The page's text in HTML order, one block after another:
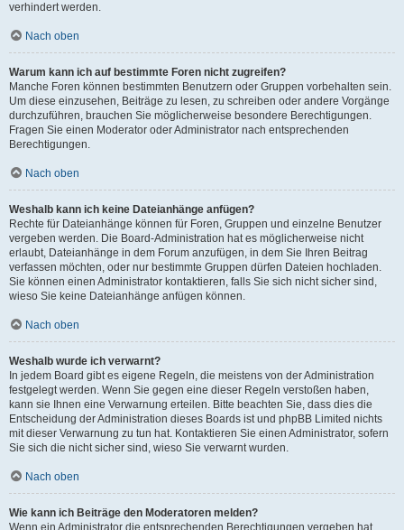
verhindert werden.
Nach oben
Warum kann ich auf bestimmte Foren nicht zugreifen?
Manche Foren können bestimmten Benutzern oder Gruppen vorbehalten sein.
Um diese einzusehen, Beiträge zu lesen, zu schreiben oder andere Vorgänge
durchzuführen, brauchen Sie möglicherweise besondere Berechtigungen.
Fragen Sie einen Moderator oder Administrator nach entsprechenden
Berechtigungen.
Nach oben
Weshalb kann ich keine Dateianhänge anfügen?
Rechte für Dateianhänge können für Foren, Gruppen und einzelne Benutzer
vergeben werden. Die Board-Administration hat es möglicherweise nicht
erlaubt, Dateianhänge in dem Forum anzufügen, in dem Sie Ihren Beitrag
verfassen möchten, oder nur bestimmte Gruppen dürfen Dateien hochladen.
Sie können einen Administrator kontaktieren, falls Sie sich nicht sicher sind,
wieso Sie keine Dateianhänge anfügen können.
Nach oben
Weshalb wurde ich verwarnt?
In jedem Board gibt es eigene Regeln, die meistens von der Administration
festgelegt werden. Wenn Sie gegen eine dieser Regeln verstoßen haben,
kann sie Ihnen eine Verwarnung erteilen. Bitte beachten Sie, dass dies die
Entscheidung der Administration dieses Boards ist und phpBB Limited nichts
mit dieser Verwarnung zu tun hat. Kontaktieren Sie einen Administrator, sofern
Sie sich die nicht sicher sind, wieso Sie verwarnt wurden.
Nach oben
Wie kann ich Beiträge den Moderatoren melden?
Wenn ein Administrator die entsprechenden Berechtigungen vergeben hat,